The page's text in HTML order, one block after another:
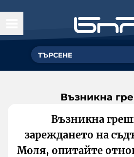
Възникна
Възникна
зареждането на
Моля, опитайте